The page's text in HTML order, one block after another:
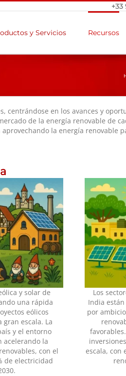
+33
y Servicios Recursos
centrándose en los avances y
de la energía renovable de
la energía renovable
y solar de
una rápida
eólicos
gran escala. La
y el entorno
acelerando la
con el
de electricidad
Los
India
por
escala, con